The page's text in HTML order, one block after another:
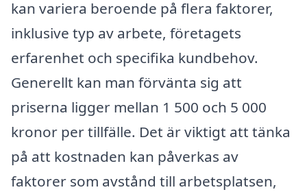
kan variera beroende på flera faktorer,
inklusive typ av arbete, företagets
erfarenhet och specifika kundbehov.
Generellt kan man förvänta sig att
priserna ligger mellan 1 500 och 5 000
kronor per tillfälle. Det är viktigt att tänka
på att kostnaden kan påverkas av
faktorer som avstånd till arbetsplatsen,